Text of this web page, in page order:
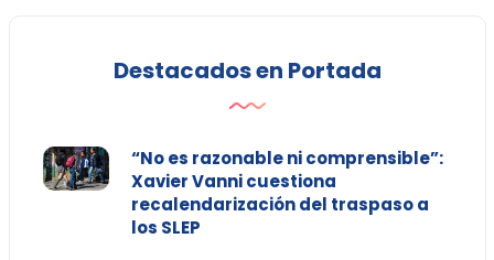
Destacados en Portada
“No es razonable ni comprensible”:
Xavier Vanni cuestiona
recalendarización del traspaso a
los SLEP